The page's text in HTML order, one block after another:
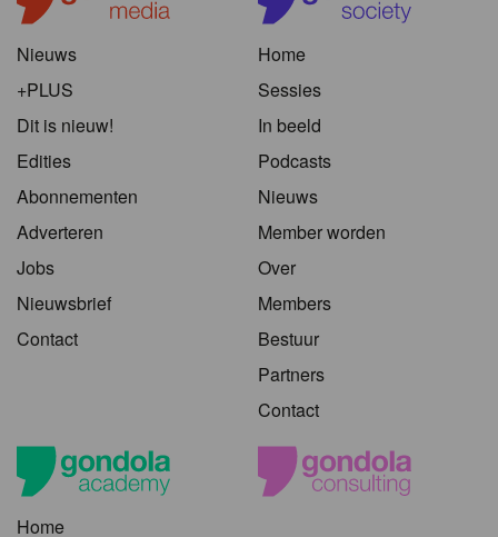
Nieuws
+PLUS
Dit is nieuw!
Edities
Abonnementen
Adverteren
Jobs
Nieuwsbrief
Contact
Home
Sessies
In beeld
Podcasts
Nieuws
Member worden
Over
Members
Bestuur
Partners
Contact
Home